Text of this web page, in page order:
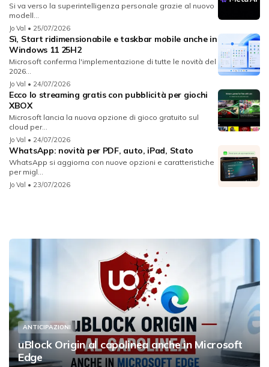
Si va verso la superintelligenza personale grazie al nuovo
modell...
Jo Val • 25/07/2026
Sì, Start ridimensionabile e taskbar mobile anche in
Windows 11 25H2
Microsoft conferma l'implementazione di tutte le novità del
2026...
Jo Val • 24/07/2026
Ecco lo streaming gratis con pubblicità per giochi
XBOX
Microsoft lancia la nuova opzione di gioco gratuito sul
cloud per...
Jo Val • 24/07/2026
WhatsApp: novità per PDF, auto, iPad, Stato
WhatsApp si aggiorna con nuove opzioni e caratteristiche
per migl...
Jo Val • 23/07/2026
ANTICIPAZIONI
uBlock Origin al capolinea anche in Microsoft
Edge